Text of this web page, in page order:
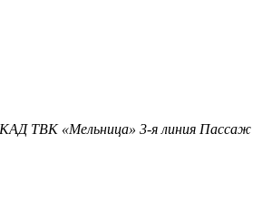
ТВК «Мельница» 3-я линия Пассаж